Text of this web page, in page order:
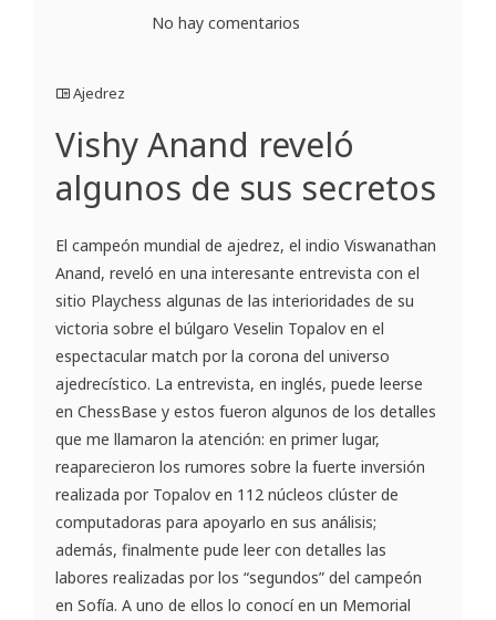
No hay comentarios
Ajedrez
Vishy Anand reveló
algunos de sus secretos
El campeón mundial de ajedrez, el indio Viswanathan
Anand, reveló en una interesante entrevista con el
sitio Playchess algunas de las interioridades de su
victoria sobre el búlgaro Veselin Topalov en el
espectacular match por la corona del universo
ajedrecístico. La entrevista, en inglés, puede leerse
en ChessBase y estos fueron algunos de los detalles
que me llamaron la atención: en primer lugar,
reaparecieron los rumores sobre la fuerte inversión
realizada por Topalov en 112 núcleos clúster de
computadoras para apoyarlo en sus análisis;
además, finalmente pude leer con detalles las
labores realizadas por los “segundos” del campeón
en Sofía. A uno de ellos lo conocí en un Memorial